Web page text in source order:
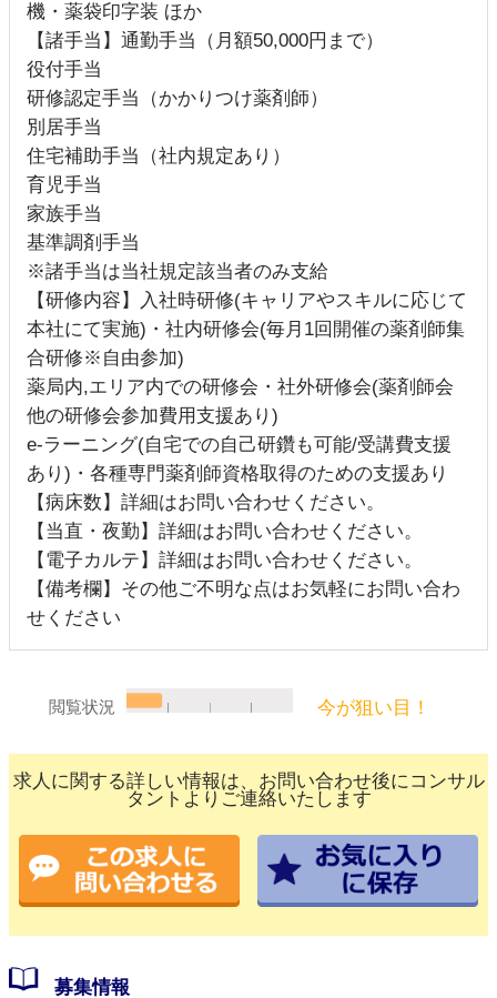
機・薬袋印字装 ほか
【諸手当】通勤手当（月額50,000円まで）
役付手当
研修認定手当（かかりつけ薬剤師）
別居手当
住宅補助手当（社内規定あり）
育児手当
家族手当
基準調剤手当
※諸手当は当社規定該当者のみ支給
【研修内容】入社時研修(キャリアやスキルに応じて
本社にて実施)・社内研修会(毎月1回開催の薬剤師集
合研修※自由参加)
薬局内,エリア内での研修会・社外研修会(薬剤師会
他の研修会参加費用支援あり)
e‐ラーニング(自宅での自己研鑽も可能/受講費支援
あり)・各種専門薬剤師資格取得のための支援あり
【病床数】詳細はお問い合わせください。
【当直・夜勤】詳細はお問い合わせください。
【電子カルテ】詳細はお問い合わせください。
【備考欄】その他ご不明な点はお気軽にお問い合わ
せください
閲覧状況 今が狙い目！
求人に関する詳しい情報は、お問い合わせ後にコンサル
タントよりご連絡いたします
募集情報